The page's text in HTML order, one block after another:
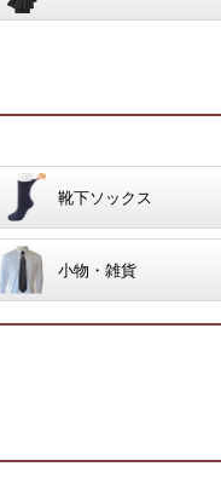
靴下ソックス
小物・雑貨